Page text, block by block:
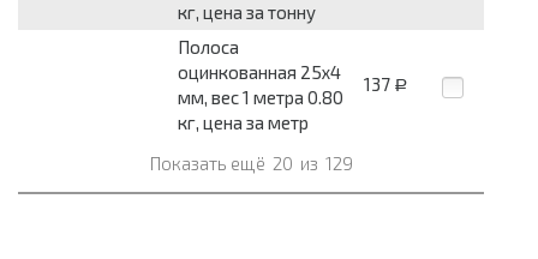
кг, цена за тонну
Полоса
оцинкованная 25x4
мм, вес 1 метра 0.80
кг, цена за метр
137 Р
Показать ещё 20 из 129